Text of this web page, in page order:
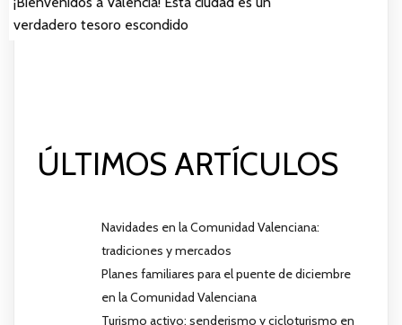
verdadero tesoro escondido
ÚLTIMOS ARTÍCULOS
Navidades en la Comunidad Valenciana:
tradiciones y mercados
Planes familiares para el puente de diciembre
en la Comunidad Valenciana
Turismo activo: senderismo y cicloturismo en